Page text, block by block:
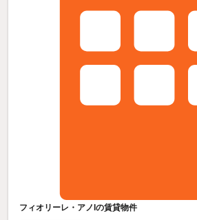
フィオリーレ・アノIの賃貸物件